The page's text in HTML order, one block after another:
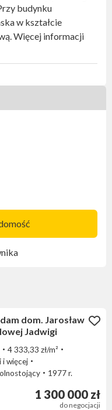
budynku
w kształcie
Więcej informacji
dom. Jarosław
Jadwigi
4 333,33 zł/m²
i więcej
1977 r.
1 300 000 zł
do negocjacji